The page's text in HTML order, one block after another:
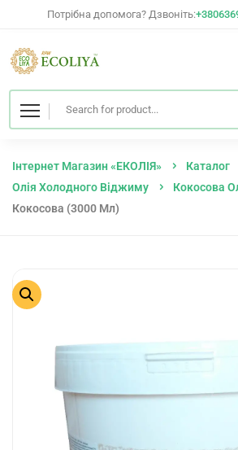
Потрібна допомога? Дзвоніть:
Інтернет Магазин «ЕКОЛІЯ»
Каталог
Олія Холодного Віджиму
Кокосова
Кокосова (3000 Мл)